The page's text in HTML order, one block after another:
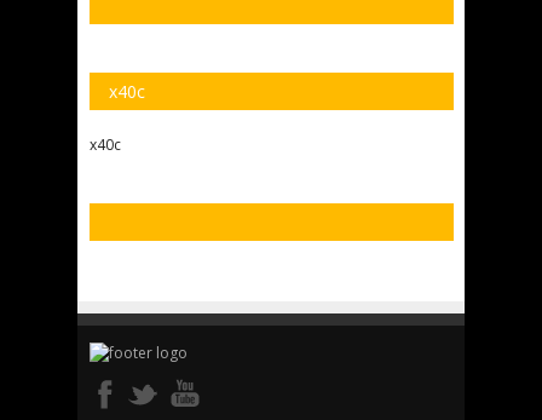
x40c
x40c